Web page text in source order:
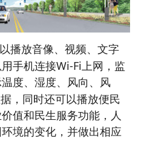
播放音像、视频、文字
手机连接Wi-Fi上网，监
度、湿度、风向、风
，同时还可以播放便民
值和民生服务功能，人
境的变化，并做出相应